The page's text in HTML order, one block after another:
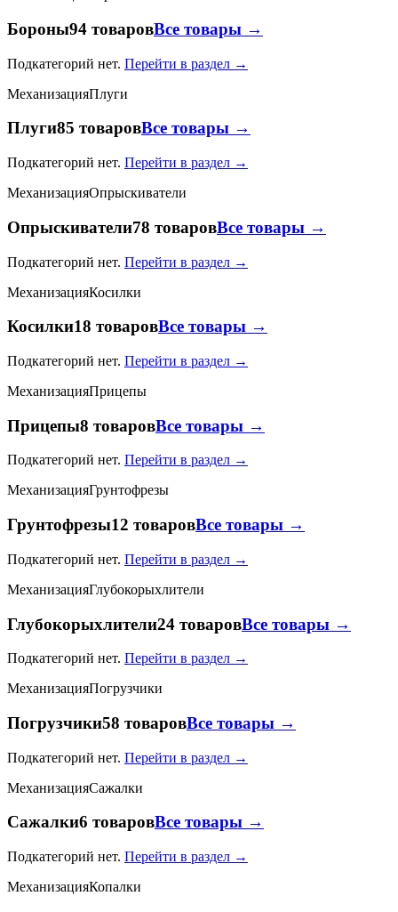
Бороны94 товаровВсе товары →
Подкатегорий нет. Перейти в раздел →
МеханизацияПлуги
Плуги85 товаровВсе товары →
Подкатегорий нет. Перейти в раздел →
МеханизацияОпрыскиватели
Опрыскиватели78 товаровВсе товары →
Подкатегорий нет. Перейти в раздел →
МеханизацияКосилки
Косилки18 товаровВсе товары →
Подкатегорий нет. Перейти в раздел →
МеханизацияПрицепы
Прицепы8 товаровВсе товары →
Подкатегорий нет. Перейти в раздел →
МеханизацияГрунтофрезы
Грунтофрезы12 товаровВсе товары →
Подкатегорий нет. Перейти в раздел →
МеханизацияГлубокорыхлители
Глубокорыхлители24 товаровВсе товары →
Подкатегорий нет. Перейти в раздел →
МеханизацияПогрузчики
Погрузчики58 товаровВсе товары →
Подкатегорий нет. Перейти в раздел →
МеханизацияСажалки
Сажалки6 товаровВсе товары →
Подкатегорий нет. Перейти в раздел →
МеханизацияКопалки